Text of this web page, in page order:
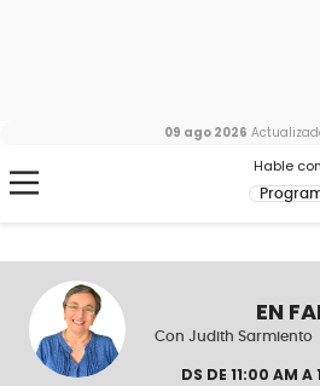
Hable
09 ago 2026
EN
Con Judith Sarmiento
DS DE 11:00 AM A